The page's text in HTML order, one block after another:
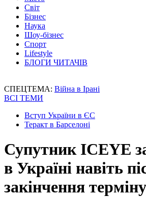
Світ
Бізнес
Наука
Шоу-бізнес
Спорт
Lifestyle
БЛОГИ ЧИТАЧІВ
СПЕЦТЕМА: Війна в Ірані
ВСІ ТЕМИ
Вступ України в ЄС
Теракт в Барселоні
Супутник ICEYE
в Україні навіть
закінчення